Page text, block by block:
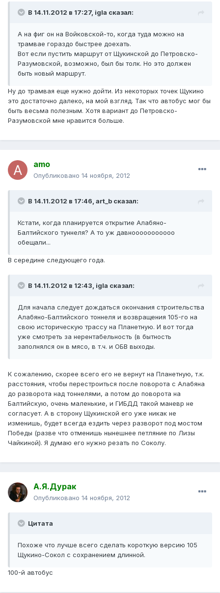
В 14.11.2012 в 17:27, igla сказал:
А на фиг он на Войковской-то, когда туда можно на
трамвае гораздо быстрее доехать.
Вот если пустить маршрут от Щукинской до Петровско-
Разумовской, возможно, был бы толк. Но это должен
быть новый маршрут.
Ну до трамвая еще нужно дойти. Из некоторых точек Щукино
это достаточно далеко, на мой взгляд. Так что автобус мог бы
быть весьма полезным. Хотя вариант до Петровско-
Разумовской мне нравится больше.
amo
Опубликовано 14 ноября, 2012
В 14.11.2012 в 17:46, art_b сказал:
Кстати, когда планируется открытие Алабяно-
Балтийского туннеля? А то уж давнооооооооооо
обещали...
В середине следующего года.
В 14.11.2012 в 12:43, igla сказал:
Для начала следует дождаться окончания строительства
Алабяно-Балтийского тоннеля и возвращения 105-го на
свою историческую трассу на Планетную. И вот тогда
уже смотреть за нерентабельность (в бытность
заполнялся он в мясо, в т.ч. и ОБВ выходы.
К сожалению, скорее всего его не вернут на Планетную, т.к.
расстояния, чтобы перестроиться после поворота с Алабяна
до разворота над тоннелями, а потом до поворота на
Балтийскую, очень маленькие, и ГИБДД такой маневр не
согласует. А в сторону Щукинской его уже никак не
изменишь, будет всегда ездить через разворот под мостом
Победы (разве что отменишь нынешнее петляние по Лизы
Чайкиной). Я думаю его нужно резать по Соколу.
А.Я.Дурак
Опубликовано 14 ноября, 2012
Цитата
Похоже что лучше всего сделать короткую версию 105
Щукино-Сокол с сохранением длинной.
100-й автобус